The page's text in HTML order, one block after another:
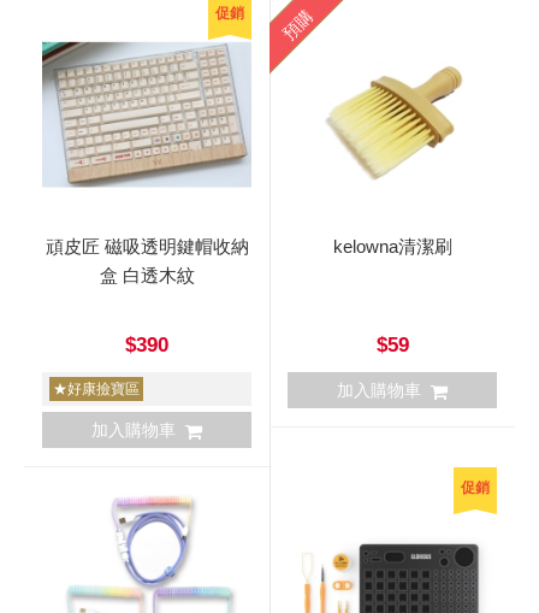
促銷
頑皮匠 磁吸透明鍵帽收納
盒 白透木紋
$390
★好康撿寶區
加入購物車
預購
kelowna清潔刷
$59
加入購物車
促銷